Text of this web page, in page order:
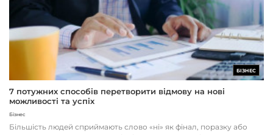
БІЗНЕС
7 потужних способів перетворити відмову на нові
можливості та успіх
Бізнес
Більшість людей сприймають слово «ні» як фінал, поразку або